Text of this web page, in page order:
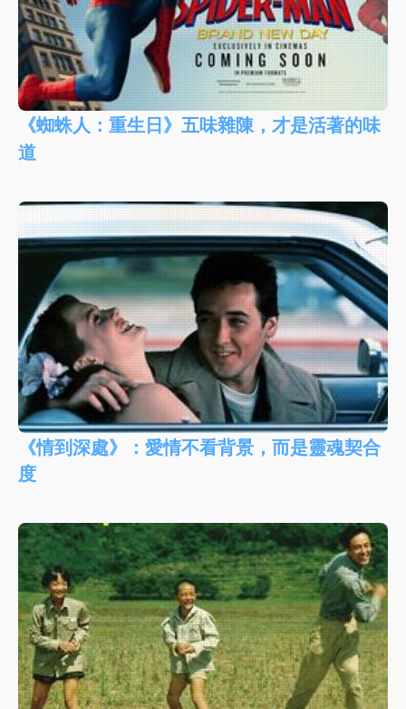
《蜘蛛人：重生日》五味雜陳，才是活著的味
道
《情到深處》：愛情不看背景，而是靈魂契合
度